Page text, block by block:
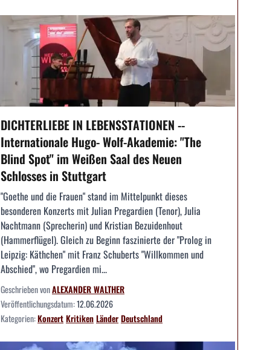
DICHTERLIEBE IN LEBENSSTATIONEN --
Internationale Hugo- Wolf-Akademie: "The
Blind Spot" im Weißen Saal des Neuen
Schlosses in Stuttgart
"Goethe und die Frauen" stand im Mittelpunkt dieses
besonderen Konzerts mit Julian Pregardien (Tenor), Julia
Nachtmann (Sprecherin) und Kristian Bezuidenhout
(Hammerflügel). Gleich zu Beginn faszinierte der "Prolog in
Leipzig: Käthchen" mit Franz Schuberts "Willkommen und
Abschied", wo Pregardien mi...
Geschrieben vonALEXANDER WALTHER
Veröffentlichungsdatum:12.06.2026
Kategorien:KonzertKritikenLänderDeutschland